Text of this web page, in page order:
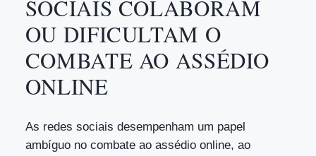
SOCIAIS COLABORAM
OU DIFICULTAM O
COMBATE AO ASSÉDIO
ONLINE
As redes sociais desempenham um papel
ambíguo no combate ao assédio online, ao